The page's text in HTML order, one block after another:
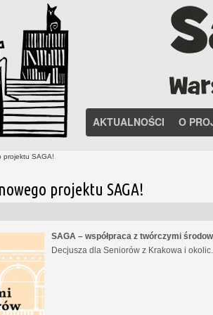
AKTUALNOŚCI O
projektu SAGA!
projektu SAGA!
SAGA – współpraca z twórczymi
Decjusza dla Seniorów z Krakowa i okolic.